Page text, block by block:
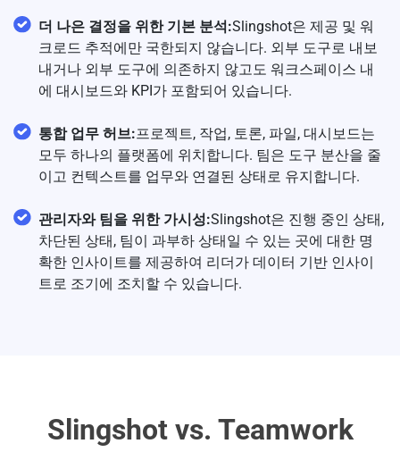
더 나은 결정을 위한 기본 분석:Slingshot은 제공 및 워
크로드 추적에만 국한되지 않습니다. 외부 도구로 내보
내거나 외부 도구에 의존하지 않고도 워크스페이스 내
에 대시보드와 KPI가 포함되어 있습니다.
통합 업무 허브:프로젝트, 작업, 토론, 파일, 대시보드는
모두 하나의 플랫폼에 위치합니다. 팀은 도구 분산을 줄
이고 컨텍스트를 업무와 연결된 상태로 유지합니다.
관리자와 팀을 위한 가시성:Slingshot은 진행 중인 상태,
차단된 상태, 팀이 과부하 상태일 수 있는 곳에 대한 명
확한 인사이트를 제공하여 리더가 데이터 기반 인사이
트로 조기에 조치할 수 있습니다.
Slingshot vs. Teamwork